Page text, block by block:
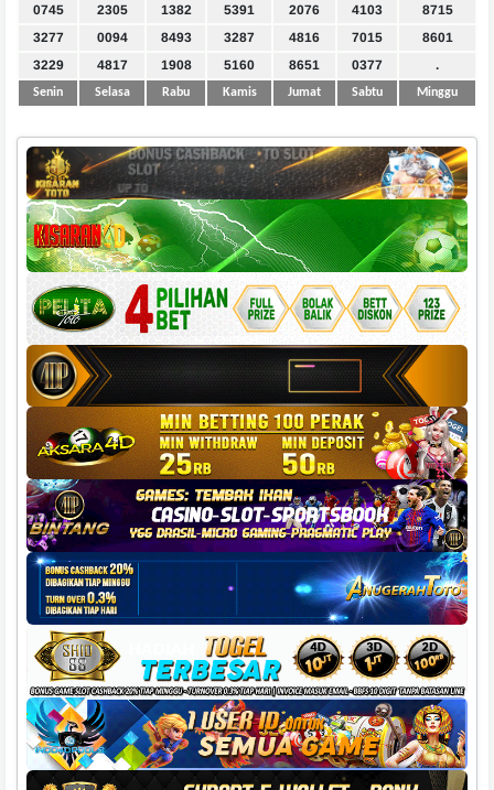
0745
2305 1382 5391 2076 4103
8715
3277
0094 8493 3287 4816 7015
8601
3229
4817 1908 5160 8651 0377 .
Senin Selasa Rabu Kamis Jumat Sabtu Minggu